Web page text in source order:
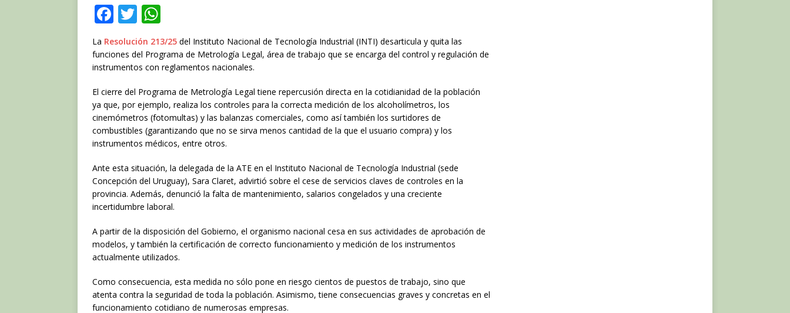
F
c
e
b
o
o
k
T
w
it
te
r
h
at
s
A
p
p
La Resolución 213/25 del Instituto Nacional de Tecnología Industrial (INTI) desarticula y quita las
funciones del Programa de Metrología Legal, área de trabajo que se encarga del control y regulación de
instrumentos con reglamentos nacionales.
El cierre del Programa de Metrología Legal tiene repercusión directa en la cotidianidad de la población
ya que, por ejemplo, realiza los controles para la correcta medición de los alcoholímetros, los
cinemómetros (fotomultas) y las balanzas comerciales, como así también los surtidores de
combustibles (garantizando que no se sirva menos cantidad de la que el usuario compra) y los
instrumentos médicos, entre otros.
Ante esta situación, la delegada de la ATE en el Instituto Nacional de Tecnología Industrial (sede
Concepción del Uruguay), Sara Claret, advirtió sobre el cese de servicios claves de controles en la
provincia. Además, denunció la falta de mantenimiento, salarios congelados y una creciente
incertidumbre laboral.
A partir de la disposición del Gobierno, el organismo nacional cesa en sus actividades de aprobación de
modelos, y también la certificación de correcto funcionamiento y medición de los instrumentos
actualmente utilizados.
Como consecuencia, esta medida no sólo pone en riesgo cientos de puestos de trabajo, sino que
atenta contra la seguridad de toda la población. Asimismo, tiene consecuencias graves y concretas en el
funcionamiento cotidiano de numerosas empresas.